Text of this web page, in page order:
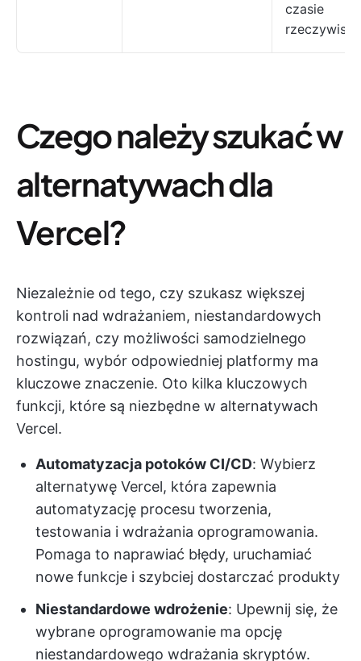
czasie
Czego należy szukać w
alternatywach dla
Vercel?
Niezależnie od tego, czy szukasz większej
kontroli nad wdrażaniem, niestandardowych
rozwiązań, czy możliwości samodzielnego
hostingu, wybór odpowiedniej platformy ma
kluczowe znaczenie. Oto kilka kluczowych
funkcji, które są niezbędne w alternatywach
Vercel.
Automatyzacja potoków CI/CD: Wybierz
alternatywę Vercel, która zapewnia
automatyzację procesu tworzenia,
testowania i wdrażania oprogramowania.
Pomaga to naprawiać błędy, uruchamiać
nowe funkcje i szybciej dostarczać produkty
Niestandardowe wdrożenie: Upewnij się, że
wybrane oprogramowanie ma opcję
niestandardowego wdrażania skryptów.